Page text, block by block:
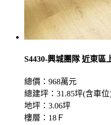
S4430-興城團隊 近東區
總價：968萬元
總建坪：31.85坪(含車位
地坪：3.06坪
樓層：18Ｆ